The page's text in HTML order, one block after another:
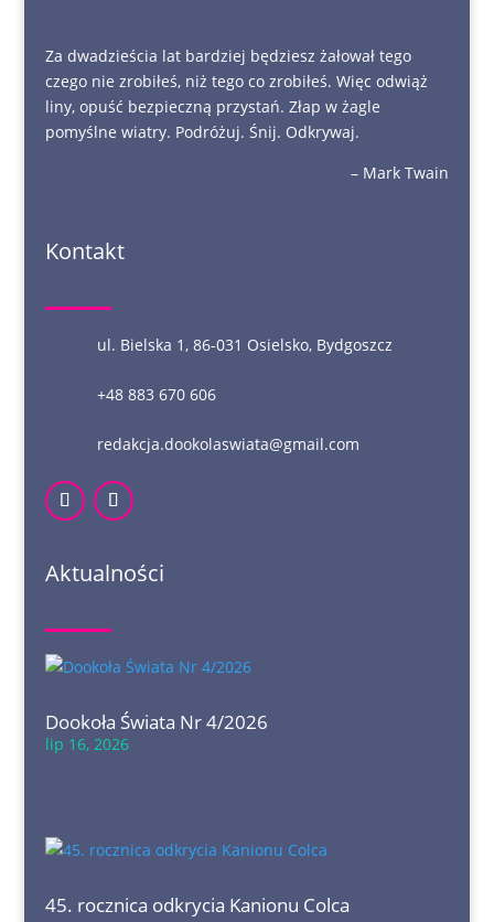
Za dwadzieścia lat bardziej będziesz żałował tego
czego nie zrobiłeś, niż tego co zrobiłeś. Więc odwiąż
liny, opuść bezpieczną przystań. Złap w żagle
pomyślne wiatry. Podróżuj. Śnij. Odkrywaj.
– Mark Twain
Kontakt
ul. Bielska 1, 86-031 Osielsko, Bydgoszcz
+48 883 670 606
redakcja.dookolaswiata@gmail.com
Aktualności
Dookoła Świata Nr 4/2026
lip 16, 2026
45. rocznica odkrycia Kanionu Colca